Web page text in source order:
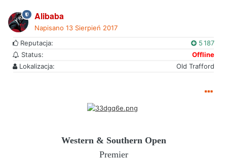
Alibaba
Napisano 13 Sierpień 2017
Reputacja:
5 187
Status:
Offline
Lokalizacja:
Old Trafford
Western & Southern Open
Premier